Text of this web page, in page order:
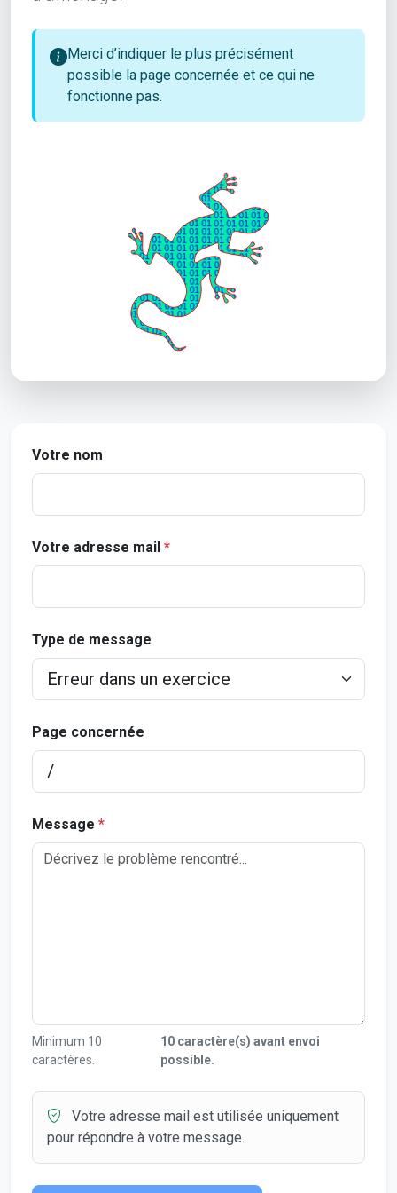
Merci d’indiquer le plus précisément
possible la page concernée et ce qui ne
fonctionne pas.
Votre nom
Votre adresse mail *
Type de message
Page concernée
Message *
Minimum 10
caractères.
10 caractère(s) avant envoi
possible.
Votre adresse mail est utilisée uniquement
pour répondre à votre message.